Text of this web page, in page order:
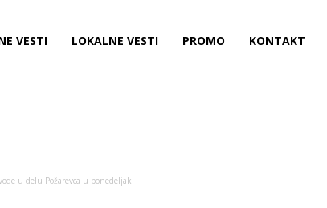
VESTI LOKALNE VESTI PROMO KONTAKT
u delu Požarevca u ponedeljak